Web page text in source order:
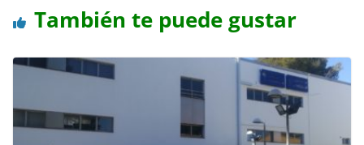
También te puede gustar